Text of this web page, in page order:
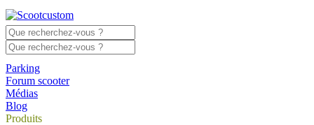
Parking
Forum scooter
Médias
Blog
Produits